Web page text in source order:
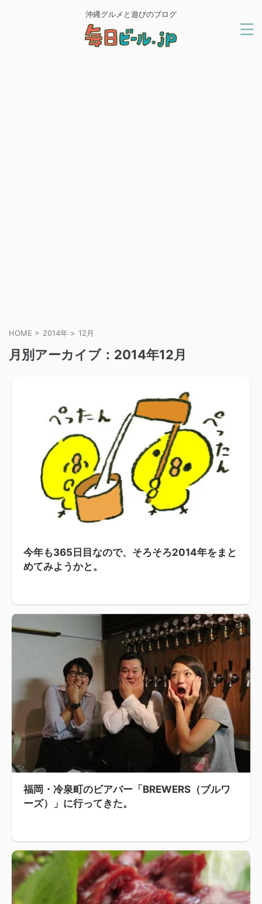
沖縄グルメと遊びのブログ
HOME > 2014年 > 12月
月別アーカイブ：2014年12月
今年も365日目なので、そろそろ2014年をまと
めてみようかと。
福岡・冷泉町のビアバー「BREWERS（ブルワ
ーズ）」に行ってきた。